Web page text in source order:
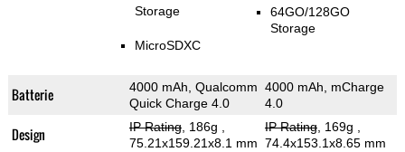
Storage
MicroSDXC
64GO/128GO
Storage
Batterie
4000 mAh, Qualcomm
Quick Charge 4.0
4000 mAh, mCharge
4.0
Design IP Rating, 186g
75.21x159.21x8.1 mm
IP Rating, 169g
74.4x153.1x8.65 mm